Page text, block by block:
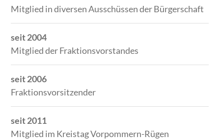
Mitglied in diversen Ausschüssen der Bürgerschaft
seit 2004
Mitglied der Fraktionsvorstandes
seit 2006
Fraktionsvorsitzender
seit 2011
Mitglied im Kreistag Vorpommern-Rügen